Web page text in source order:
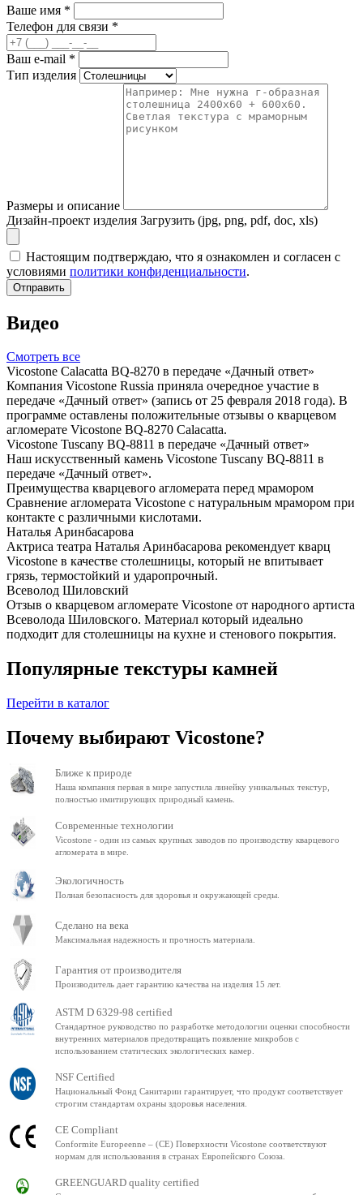
Ваше имя *
Телефон для связи *
Ваш e-mail *
Тип изделия
Размеры и описание
Дизайн-проект изделия Загрузить (jpg, png, pdf, doc, xls)
Настоящим подтверждаю, что я ознакомлен и согласен с
условиями политики конфиденциальности.
Отправить
Видео
Смотреть все
Vicostone Calacatta BQ-8270 в передаче «Дачный ответ»
Компания Vicostone Russia приняла очередное участие в
передаче «Дачный ответ» (запись от 25 февраля 2018 года). В
программе оставлены положительные отзывы о кварцевом
агломерате Vicostone BQ-8270 Calacatta.
Vicostone Tuscany BQ-8811 в передаче «Дачный ответ»
Наш искусственный камень Vicostone Tuscany BQ-8811 в
передаче «Дачный ответ».
Преимущества кварцевого агломерата перед мрамором
Сравнение агломерата Vicostone с натуральным мрамором при
контакте с различными кислотами.
Наталья Аринбасарова
Актриса театра Наталья Аринбасарова рекомендует кварц
Vicostone в качестве столешницы, который не впитывает
грязь, термостойкий и ударопрочный.
Всеволод Шиловский
Отзыв о кварцевом агломерате Vicostone от народного артиста
Всеволода Шиловского. Материал который идеально
подходит для столешницы на кухне и стенового покрытия.
Популярные текстуры камней
Перейти в каталог
Почему выбирают Vicostone?
Ближе к природе
Наша компания первая в мире запустила линейку уникальных текстур,
полностью имитирующих природный камень.
Современные технологии
Vicostone - один из самых крупных заводов по производству кварцевого
агломерата в мире.
Экологичность
Полная безопасность для здоровья и окружающей среды.
Сделано на века
Максимальная надежность и прочность материала.
Гарантия от производителя
Производитель дает гарантию качества на изделия 15 лет.
ASTM D 6329-98 certified
Стандартное руководство по разработке методологии оценки способности
внутренних материалов предотвращать появление микробов с
использованием статических экологических камер.
NSF Certified
Национальный Фонд Санитарии гарантирует, что продукт соответствует
строгим стандартам охраны здоровья населения.
CE Compliant
Conformite Europeenne – (CE) Поверхности Vicostone соответствуют
нормам для использования в странах Европейского Союза.
GREENGUARD quality certified